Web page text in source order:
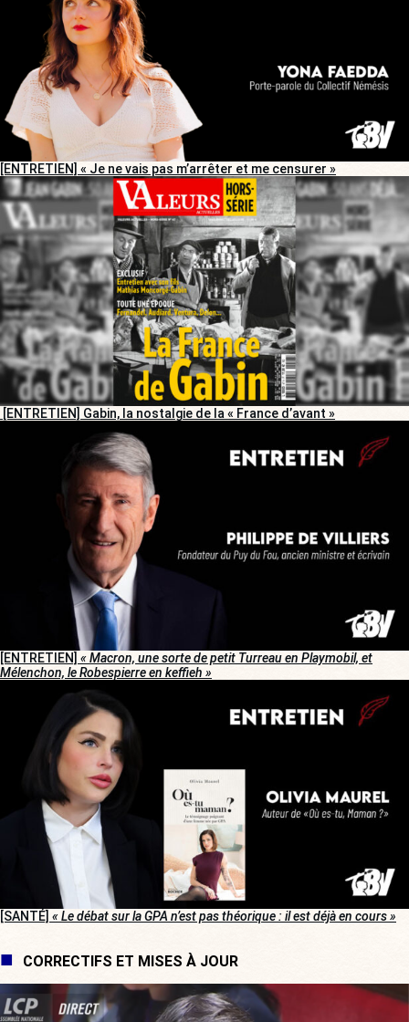
[ENTRETIEN] « Je ne vais pas m’arrêter et me censurer »
[ENTRETIEN] Gabin, la nostalgie de la « France d’avant »
[ENTRETIEN] « Macron, une sorte de petit Turreau en Playmobil, et
Mélenchon, le Robespierre en keffieh »
[SANTÉ] « Le débat sur la GPA n’est pas théorique : il est déjà en cours »
CORRECTIFS ET MISES À JOUR